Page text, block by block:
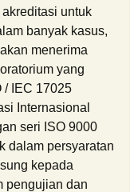
untuk
banyak kasus,
menerima
yang
/ IEC 17025
Internasional
seri ISO 9000
dalam persyaratan
kepada
pengujian dan